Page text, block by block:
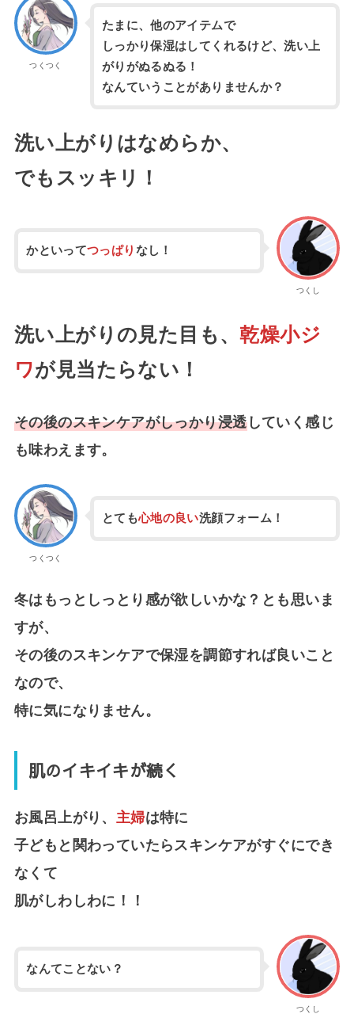
つくつく
たまに、他のアイテムで
しっかり保湿はしてくれるけど、洗い上
がりがぬるぬる！
なんていうことがありませんか？
洗い上がりはなめらか、
でもスッキリ！
つくし
かといってつっぱり なし！
洗い上がりの見た目も、乾燥小ジ
ワが見当たらない！
その後のスキンケアがしっかり浸透していく感じ
も味わえます。
つくつく
とても心地の良い洗顔フォーム！
冬はもっとしっとり感が欲しいかな？とも思いま
すが、
その後のスキンケアで保湿を調節すれば良いこと
なので、
特に気になりません。
肌のイキイキが続く
お風呂上がり、 主婦は特に
子どもと関わっていたらスキンケアがすぐにでき
なくて
肌がしわしわに！！
つくし
なんてことない？